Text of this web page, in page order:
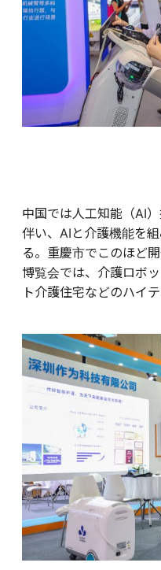
中国では人工知能（AI
伴い、AIと介護機能を
る。重慶市でこのほど
博覧会では、介護ロボ
ト介護住宅などのハイ